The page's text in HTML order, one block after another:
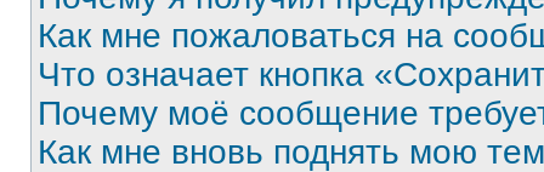
Как мне пожаловаться на
Что означает кнопка
Почему моё сообщение
Как мне вновь поднять мою